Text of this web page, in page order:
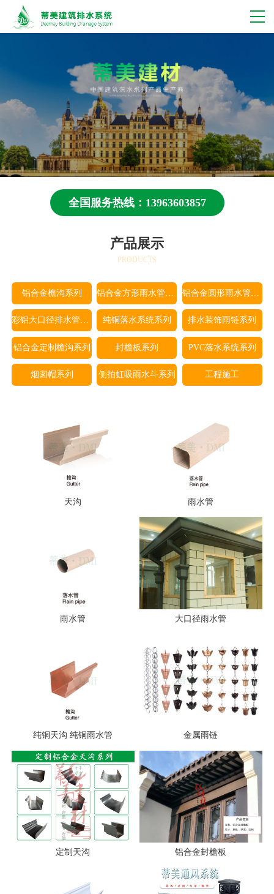
全国服务热线：13963603857
产品展示
PRODUCTS
铝合金檐沟系列
彩铝大口径排水管系列 纯铜落水系统系列 排水装饰雨链系列
铝合金定制檐沟系列 封檐板系列 PVC落水系统系列
烟囱帽系列 侧拍虹吸雨水斗系列 工程施工
天沟 雨水管
雨水管 大口径雨水管
纯铜天沟 纯铜雨水管 金属雨链
定制天沟 铝合金封檐板